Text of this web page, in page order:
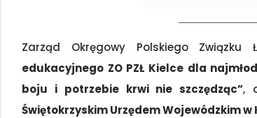
Zarząd Okręgowy Polskiego
edukacyjnego ZO PZŁ Kielce dla
boju i potrzebie krwi nie szczędząc”,
Świętokrzyskim Urzędem Wojewódzkim